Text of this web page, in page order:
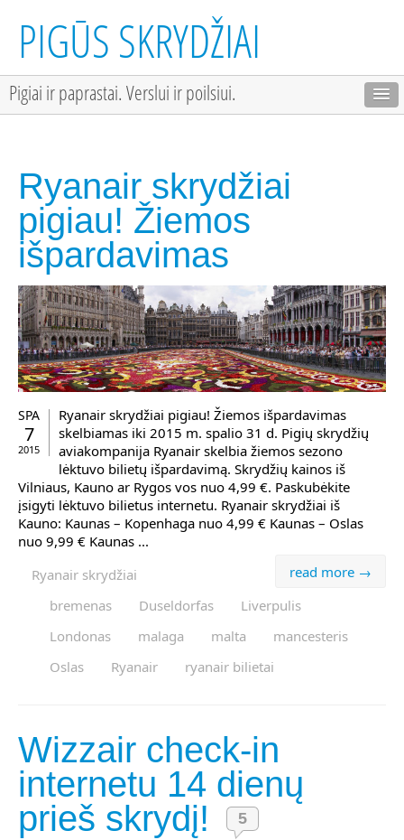
PIGŪS SKRYDŽIAI
Pigiai ir paprastai. Verslui ir poilsiui.
Ryanair skrydžiai
pigiau! Žiemos
išpardavimas
SPA
7
2015
Ryanair skrydžiai pigiau! Žiemos išpardavimas
skelbiamas iki 2015 m. spalio 31 d. Pigių skrydžių
aviakompanija Ryanair skelbia žiemos sezono
lėktuvo bilietų išpardavimą. Skrydžių kainos iš
Vilniaus, Kauno ar Rygos vos nuo 4,99 €. Paskubėkite
įsigyti lėktuvo bilietus internetu. Ryanair skrydžiai iš
Kauno: Kaunas – Kopenhaga nuo 4,99 € Kaunas – Oslas
nuo 9,99 € Kaunas ...
read more →
Ryanair skrydžiai
bremenas
Duseldorfas
Liverpulis
Londonas
malaga malta
mancesteris
Oslas
Ryanair ryanair bilietai
Wizzair check-in
internetu 14 dienų
prieš skrydį!
5